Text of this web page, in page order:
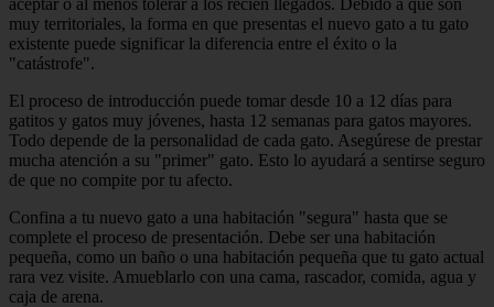
muy territoriales, la forma en que presentas el nuevo gato a tu gato
existente puede significar la diferencia entre el éxito o la
"catástrofe".
El proceso de introducción puede tomar desde 10 a 12 días para
gatitos y gatos muy jóvenes, hasta 12 semanas para gatos mayores.
Todo depende de la personalidad de cada gato. Asegúrese de prestar
mucha atención a su "primer" gato. Esto lo ayudará a sentirse seguro
de que no compite por tu afecto.
Confina a tu nuevo gato a una habitación "segura" hasta que se
complete el proceso de presentación. Debe ser una habitación
pequeña, como un baño o una habitación pequeña que tu gato actual
rara vez visite. Amueblarlo con una cama, rascador, comida, agua y
caja de arena.